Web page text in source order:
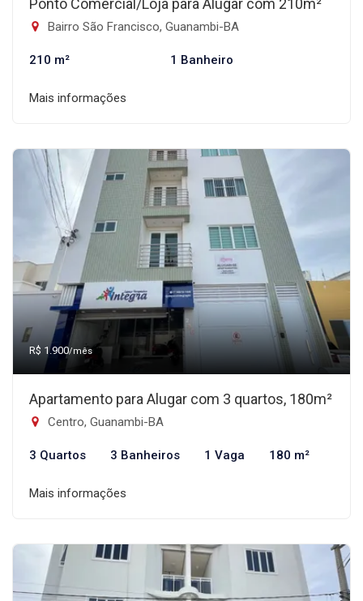
Ponto Comercial/Loja para Alugar com 210m²
Bairro São Francisco, Guanambi-BA
210 m² 1 Banheiro
Mais informações
R$ 1.900/mês
Apartamento para Alugar com 3 quartos, 180m²
Centro, Guanambi-BA
3 Quartos 3 Banheiros 1 Vaga 180 m²
Mais informações